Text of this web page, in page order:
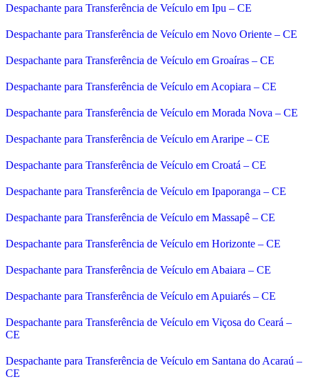
Despachante para Transferência de Veículo em Ipu – CE
Despachante para Transferência de Veículo em Novo Oriente – CE
Despachante para Transferência de Veículo em Groaíras – CE
Despachante para Transferência de Veículo em Acopiara – CE
Despachante para Transferência de Veículo em Morada Nova – CE
Despachante para Transferência de Veículo em Araripe – CE
Despachante para Transferência de Veículo em Croatá – CE
Despachante para Transferência de Veículo em Ipaporanga – CE
Despachante para Transferência de Veículo em Massapê – CE
Despachante para Transferência de Veículo em Horizonte – CE
Despachante para Transferência de Veículo em Abaiara – CE
Despachante para Transferência de Veículo em Apuiarés – CE
Despachante para Transferência de Veículo em Viçosa do Ceará –
CE
Despachante para Transferência de Veículo em Santana do Acaraú –
CE